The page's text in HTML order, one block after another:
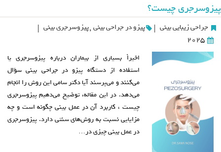
پیزوسرجری چیست؟
جراحی زیبایی بینی | پیزو در جراحی بینی ,پیزوسرجری بینی |
2025
اخیراً بسیاری از بیماران درباره پیزوسرجری یا
استفاده از دستگاه پیزو در جراحی بینی سؤال
می‌کنند و می‌پرسند آیا دکتر سامی این روش را انجام
می‌دهد. در این مقاله، توضیح می‌دهیم پیزوسرجری
چیست ، کاربرد آن در عمل بینی چگونه است و چه
مزایایی نسبت به روش‌های سنتی دارد. پیزوسرجری
در عمل بینی چیزی در…